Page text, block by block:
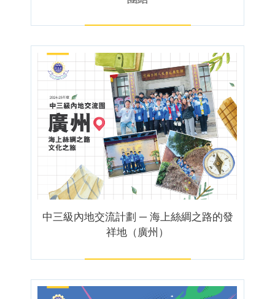
中三級內地交流計劃 ─ 海上絲綢之路的發
祥地（廣州）